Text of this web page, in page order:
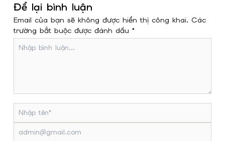
Để lại bình luận
Email của bạn sẽ không được hiển thị công khai. Các
trường bắt buộc được đánh dấu *